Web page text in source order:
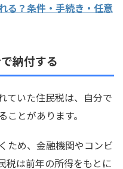
る？条件・手続き・任意
納付する
ていた住民税は、自分で
とがあります。
ため、金融機関やコンビ
税は前年の所得をもとに